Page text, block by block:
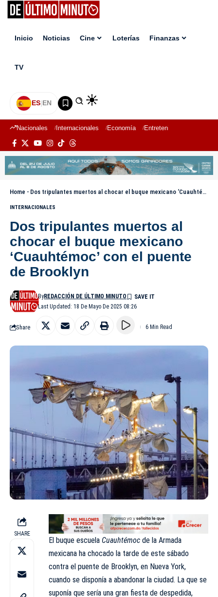
Inicio Noticias Cine Loterías Finanzas
TV
ES|EN
Nacionales Internacionales Economía Entretenimiento
Home - Dos tripulantes muertos al chocar el buque mexicano ‘Cuauhtémoc’ con el puente de Brooklyn
INTERNACIONALES
Dos tripulantes muertos al
chocar el buque mexicano
‘Cuauhtémoc’ con el puente
de Brooklyn
Last Updated: 18 De Mayo De 2025 08:26
ByREDACCIÓN DE ÚLTIMO MINUTO
Share 6 Min Read
SHARE
El buque escuela Cuauhtémoc de la Armada
mexicana ha chocado la tarde de este sábado
contra el puente de Brooklyn, en Nueva York,
cuando se disponía a abandonar la ciudad. La que se
suponía que sería una gran fiesta de despedida,